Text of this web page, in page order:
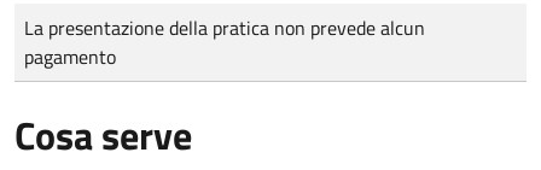
Tipo di pagamento
Importo
La presentazione della pratica non prevede alcun
pagamento
Cosa serve